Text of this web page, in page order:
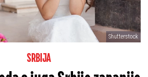
Shutterstock
SRBIJA